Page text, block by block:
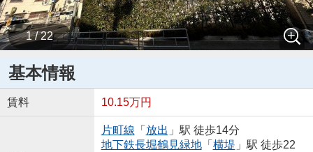
1 / 22
基本情報
賃料 10.15万円
片町線 「 放出 」駅 徒歩14分
地下鉄長堀鶴見緑地「 横堤 」駅 徒歩22